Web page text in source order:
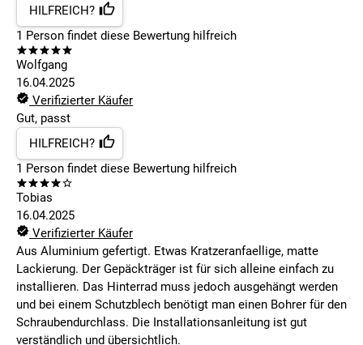
HILFREICH?
1 Person findet diese Bewertung hilfreich
Wolfgang
16.04.2025
Verifizierter Käufer
Gut, passt
HILFREICH?
1 Person findet diese Bewertung hilfreich
Tobias
16.04.2025
Verifizierter Käufer
Aus Aluminium gefertigt. Etwas Kratzeranfaellige, matte
Lackierung. Der Gepäckträger ist für sich alleine einfach zu
installieren. Das Hinterrad muss jedoch ausgehängt werden
und bei einem Schutzblech benötigt man einen Bohrer für den
Schraubendurchlass. Die Installationsanleitung ist gut
verständlich und übersichtlich.